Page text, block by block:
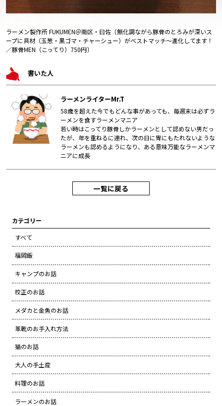
ラーメン製作所 FUKUMEN＠南区・曰佐〔無化調ながら豚骨のとろみが深いス
ープに具材（玉葱・黒ゴマ・チャーシュー）がベストマッチ～進化してます！
／豚骨MEN（こってり）750円〕
書いた人
ラーメンライターMr.T
58歳を超えた今でもどんな事があっても、毎週末は必ずラ
ーメンを食すラーメンマニア
若い時はこってり豚骨しかラーメンとして認めない男だっ
たが、年を重ねるに連れ、次の日に胃にもたれないような
ラーメンも認めるようになり、ある意味万能なラーメンマ
ニアに成長
一覧に戻る
カテゴリー
すべて
福岡飯
キャンプのお話
校正のお話
メダカと金魚のお話
革靴のお手入れ方法
猫のお話
大人の手土産
料理のお話
ラーメンのお話